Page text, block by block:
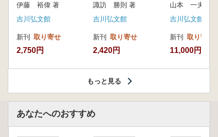
伊藤 裕偉 著
吉川弘文館
新刊 取り寄せ
2,750円
諏訪 勝則 著
吉川弘文館
新刊 取り寄せ
2,420円
山本 一夫
吉川弘文館
新刊 取り寄せ
11,000円
もっと見る
あなたへのおすすめ